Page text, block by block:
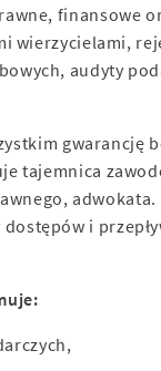
finansowe
audyty
gwarancję
tajemnica
i